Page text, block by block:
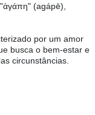
(agápē),
por um amor
busca o bem-estar e
circunstâncias.